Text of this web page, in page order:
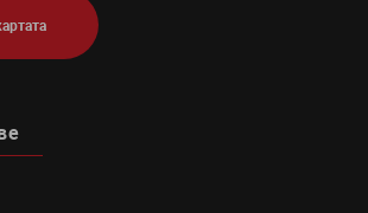
до модерни, нашите вази са
метал, нашите вази са налични в
всякакъв тип декорация.